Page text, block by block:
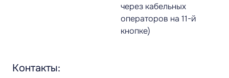
через кабельных
операторов на 11-й
кнопке)
Контакты: